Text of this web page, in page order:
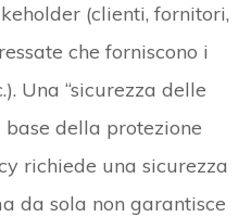
(clienti, fornitori,
che forniscono i
Una “sicurezza delle
della protezione
richiede una sicurezza
da sola non garantisce